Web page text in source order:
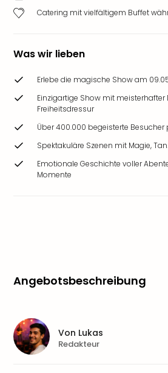
Catering mit vielfältigem Buffet
Was wir lieben
Erlebe die magische Show am
Einzigartige Show mit meisterhafter
Freiheitsdressur
Über 400.000 begeisterte Besucher
Spektakuläre Szenen mit Magie,
Emotionale Geschichte voller
Momente
Angebotsbeschreibung
Von Lukas
Redakteur